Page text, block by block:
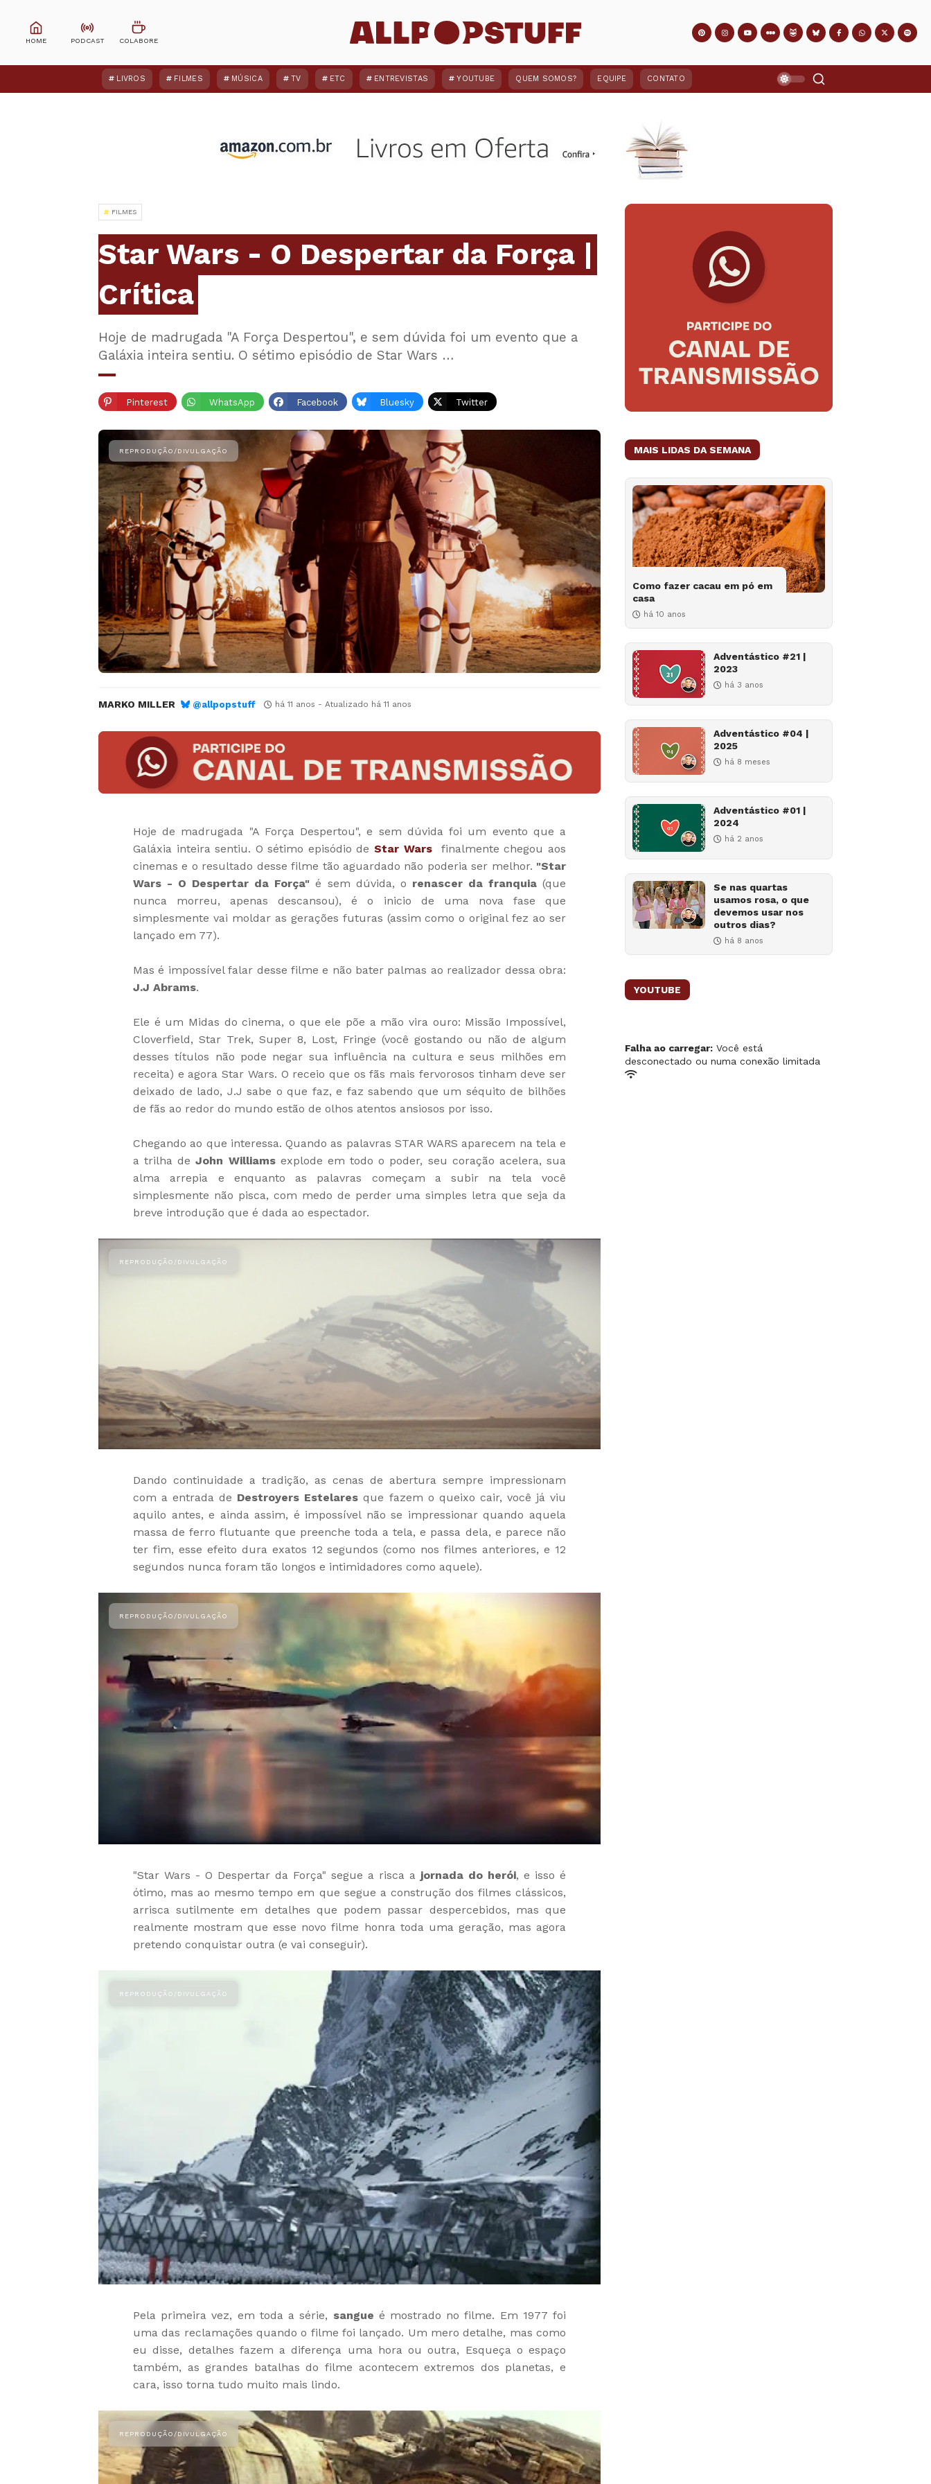
LIVROS FILMES MÚSICA TV ETC ENTREVISTAS YOUTUBE QUEM SOMOS? EQUIPE CONTATO
FILMES
Star Wars - O Despertar da Força |
Crítica
Hoje de madrugada "A Força Despertou", e sem dúvida foi um evento que a
Galáxia inteira sentiu. O sétimo episódio de Star Wars …
Pinterest WhatsApp Facebook Bluesky Twitter
MARKO MILLER @allpopstuff há 11 anos - Atualizado há 11 anos
Hoje de madrugada "A Força Despertou", e sem dúvida foi um evento que a
Galáxia inteira sentiu. O sétimo episódio deStar Warsfinalmente chegou aos
cinemas e o resultado desse filme tão aguardado não poderia ser melhor. "Star
Wars - O Despertar da Força"é sem dúvida, o renascer da franquia(que
nunca morreu, apenas descansou), é o inicio de uma nova fase que
simplesmente vai moldar as gerações futuras (assim como o original fez ao ser
lançado em 77).
Mas é impossível falar desse filme e não bater palmas ao realizador dessa obra:
J.J Abrams.
Ele é um Midas do cinema, o que ele põe a mão vira ouro: Missão Impossível,
Cloverfield, Star Trek, Super 8, Lost, Fringe (você gostando ou não de algum
desses títulos não pode negar sua influência na cultura e seus milhões em
receita) e agora Star Wars. O receio que os fãs mais fervorosos tinham deve ser
deixado de lado, J.J sabe o que faz, e faz sabendo que um séquito de bilhões
de fãs ao redor do mundo estão de olhos atentos ansiosos por isso.
Chegando ao que interessa. Quando as palavras STAR WARS aparecem na tela e
a trilha deJohn Williamsexplode em todo o poder, seu coração acelera, sua
alma arrepia e enquanto as palavras começam a subir na tela você
simplesmente não pisca, com medo de perder uma simples letra que seja da
breve introdução que é dada ao espectador.
Dando continuidade a tradição, as cenas de abertura sempre impressionam
com a entrada de Destroyers Estelares que fazem o queixo cair, você já viu
aquilo antes, e ainda assim, é impossível não se impressionar quando aquela
massa de ferro flutuante que preenche toda a tela, e passa dela, e parece não
ter fim, esse efeito dura exatos 12 segundos (como nos filmes anteriores, e 12
segundos nunca foram tão longos e intimidadores como aquele).
"Star Wars - O Despertar da Força" segue a risca a jornada do herói, e isso é
ótimo, mas ao mesmo tempo em que segue a construção dos filmes clássicos,
arrisca sutilmente em detalhes que podem passar despercebidos, mas que
realmente mostram que esse novo filme honra toda uma geração, mas agora
pretendo conquistar outra (e vai conseguir).
Pela primeira vez, em toda a série, sangue é mostrado no filme. Em 1977 foi
uma das reclamações quando o filme foi lançado. Um mero detalhe, mas como
eu disse, detalhes fazem a diferença uma hora ou outra, Esqueça o espaço
também, as grandes batalhas do filme acontecem extremos dos planetas, e
cara, isso torna tudo muito mais lindo.
MAIS LIDAS DA SEMANA
Como fazer cacau em pó em
casa
há 10 anos
Adventástico #21 |
2023
há 3 anos
Adventástico #04 |
2025
há 8 meses
Adventástico #01 |
2024
há 2 anos
Se nas quartas
usamos rosa, o que
devemos usar nos
outros dias?
há 8 anos
YOUTUBE
Falha ao carregar: Você está
desconectado ou numa conexão limitada